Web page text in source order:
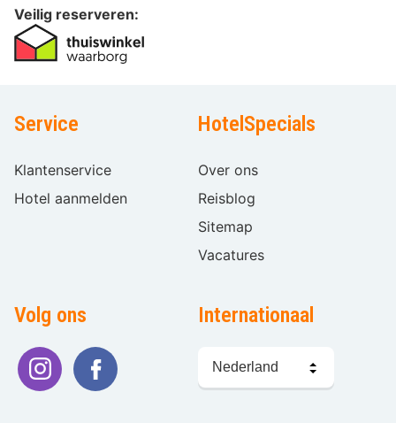
Veilig reserveren:
Service
Klantenservice
Hotel aanmelden
HotelSpecials
Over ons
Reisblog
Sitemap
Vacatures
Volg ons Internationaal
kiezen